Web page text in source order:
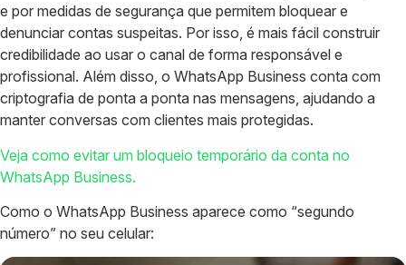
e por medidas de segurança que permitem bloquear e
denunciar contas suspeitas. Por isso, é mais fácil construir
credibilidade ao usar o canal de forma responsável e
profissional. Além disso, o WhatsApp Business conta com
criptografia de ponta a ponta nas mensagens, ajudando a
manter conversas com clientes mais protegidas.
Veja como evitar um bloqueio temporário da conta no
WhatsApp Business.
Como o WhatsApp Business aparece como “segundo
número” no seu celular: